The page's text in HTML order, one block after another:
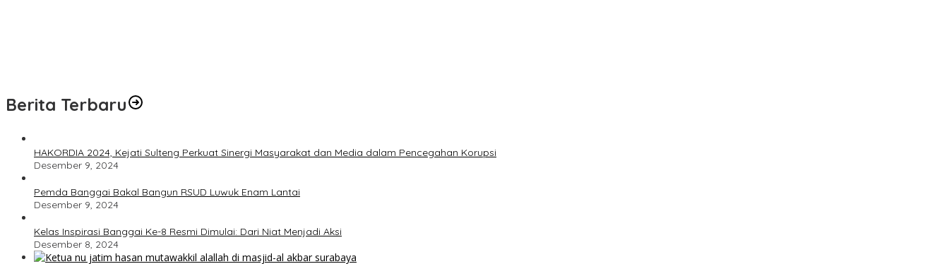
Berita Terbaru
HAKORDIA 2024, Kejati Sulteng Perkuat Sinergi Masyarakat dan Media dalam Pencegahan Korupsi
Desember 9, 2024
Pemda Banggai Bakal Bangun RSUD Luwuk Enam Lantai
Desember 9, 2024
Kelas Inspirasi Banggai Ke-8 Resmi Dimulai: Dari Niat Menjadi Aksi
Desember 8, 2024